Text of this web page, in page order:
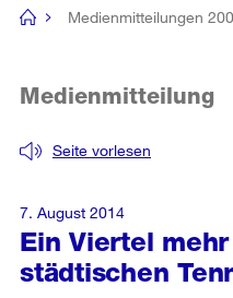
Navigation
[no
Medienmitteilungen
Ein Viertel
städtischen
Seite vorlesen
Medienmitteilung
7. August 2014